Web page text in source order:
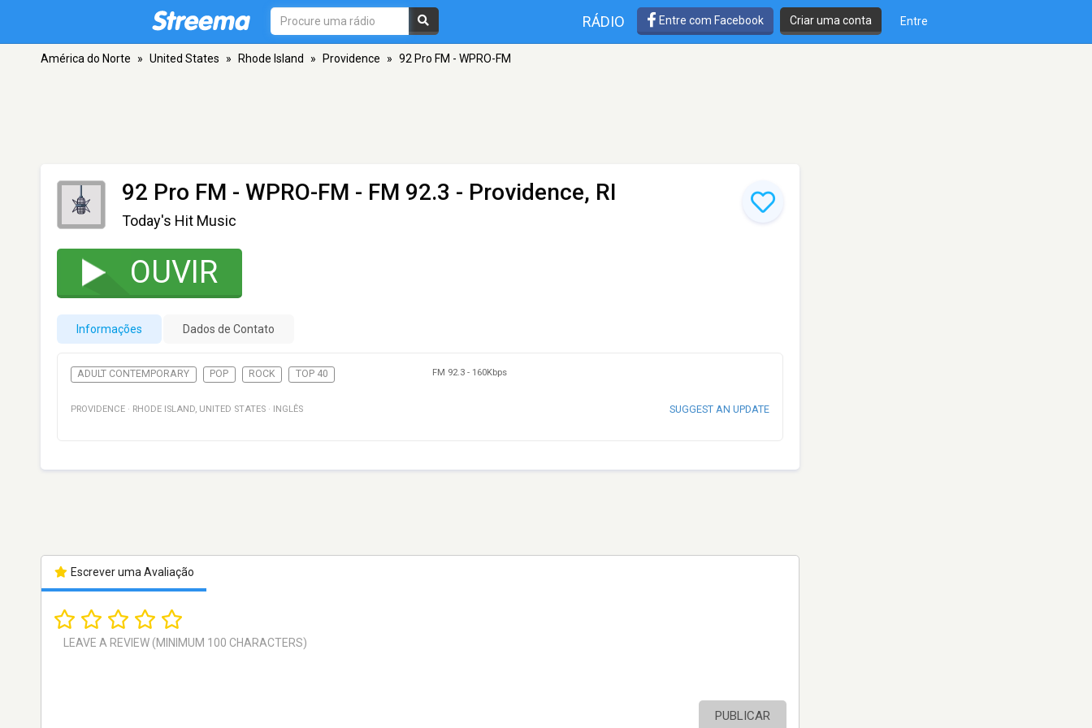
RÁDIO Entre com Facebook Criar uma conta Entre
América do Norte » United States » Rhode Island » Providence » 92 Pro FM - WPRO-FM
92 Pro FM - WPRO-FM - FM 92.3 - Providence, RI
Today's Hit Music
OUVIR
Informações Dados de Contato
ADULT CONTEMPORARY POP ROCK TOP 40 FM 92.3 - 160Kbps
PROVIDENCE · RHODE ISLAND, UNITED STATES · INGLÊS SUGGEST AN UPDATE
Escrever uma Avaliação
PUBLICAR